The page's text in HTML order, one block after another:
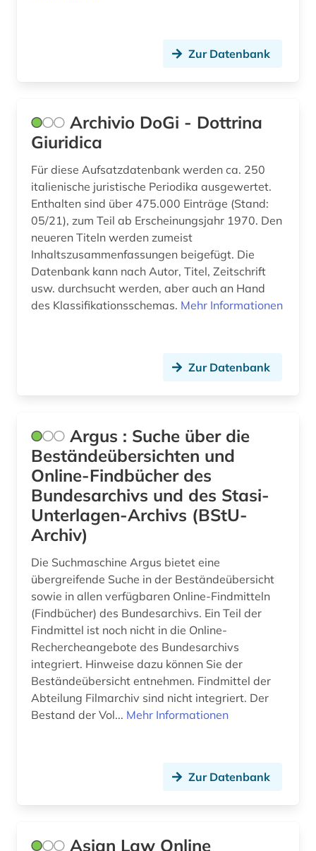
frühe neuzeit (2)
fundamentalismus (1)
fundstellenverzeichnis (1)
färöer (2)
führerschein (1)
führungskraft (1)
gebietsänderung (1)
geisteswissenschaften (10)
gelegenheitsschrift (1)
gemeinderat (1)
gender (1)
genossenschaftsregister (1)
gericht (3)
gerichtsbarkeit (2)
gerichtsentscheidung (10)
gerichtshof (2)
gerichtsurteil (1)
Zur Datenbank
Archivio DoGi - Dottrina
Giuridica
Für diese Aufsatzdatenbank werden ca. 250
italienische juristische Periodika ausgewertet.
Enthalten sind über 475.000 Einträge (Stand:
05/21), zum Teil ab Erscheinungsjahr 1970. Den
neueren Titeln werden zumeist
Inhaltszusammenfassungen beigefügt. Die
Datenbank kann nach Autor, Titel, Zeitschrift
usw. durchsucht werden, aber auch an Hand
des Klassifikationsschemas. Mehr Informationen
Zur Datenbank
Argus : Suche über die
Beständeübersichten und
Online-Findbücher des
Bundesarchivs und des Stasi-
Unterlagen-Archivs (BStU-
Archiv)
Die Suchmaschine Argus bietet eine
übergreifende Suche in der Beständeübersicht
sowie in allen verfügbaren Online-Findmitteln
(Findbücher) des Bundesarchivs. Ein Teil der
Findmittel ist noch nicht in die Online-
Rechercheangebote des Bundesarchivs
integriert. Hinweise dazu können Sie der
Beständeübersicht entnehmen. Findmittel der
Abteilung Filmarchiv sind nicht integriert. Der
Bestand der Vol... Mehr Informationen
Zur Datenbank
Asian Law Online